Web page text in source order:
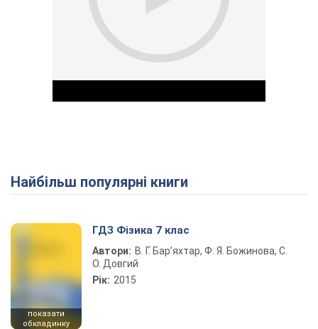
Play Video
Найбільш популярні книги
показати
обкладинку
ГДЗ Фізика 7 клас
Автори: В. Г. Бар’яхтар, Ф. Я. Божинова, С.
О. Довгий
Рік: 2015